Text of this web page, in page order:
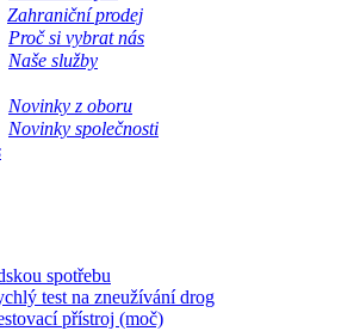
Zahraniční prodej
Proč si vybrat nás
Naše služby
Novinky z oboru
Novinky společnosti
spotřebu
test na zneužívání drog
přístroj (moč)